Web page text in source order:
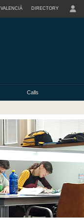
VALENCIÀ DIRECTORY
Calls